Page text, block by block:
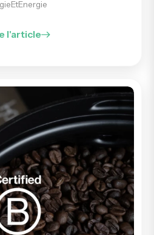
l'article